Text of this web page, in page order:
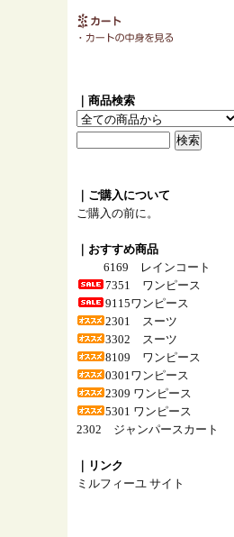
｜商品検索
｜ご購入について
ご購入の前に。
｜おすすめ商品
6169 レインコート
7351 ワンピース
9115ワンピース
2301 スーツ
3302 スーツ
8109 ワンピース
0301ワンピース
2309 ワンピース
5301 ワンピース
2302 ジャンパースカート
｜リンク
ミルフィーユ サイト